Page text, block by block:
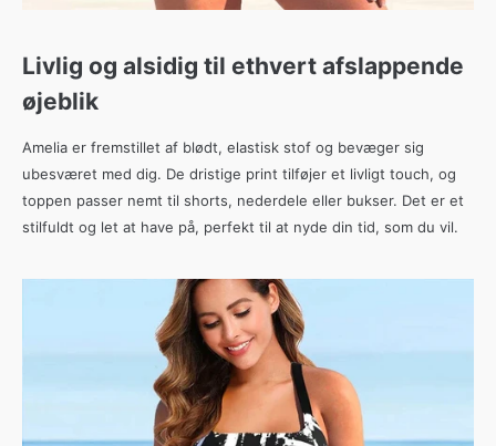
Livlig og alsidig til ethvert afslappende
øjeblik
Amelia er fremstillet af blødt, elastisk stof og bevæger sig
ubesværet med dig. De dristige print tilføjer et livligt touch, og
toppen passer nemt til shorts, nederdele eller bukser. Det er et
stilfuldt og let at have på, perfekt til at nyde din tid, som du vil.